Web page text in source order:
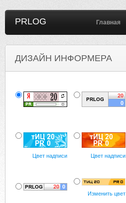
PRLOG Главная
ДИЗАЙН ИНФОРМЕРА
Цвет надписи Цвет надписи
Изменить цвет